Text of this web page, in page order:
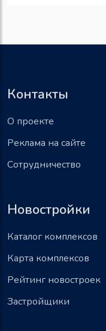
Контакты
О проекте
Реклама на сайте
Сотрудничество
Новостройки
Каталог комплексов
Карта комплексов
Рейтинг новостроек
Застройщики